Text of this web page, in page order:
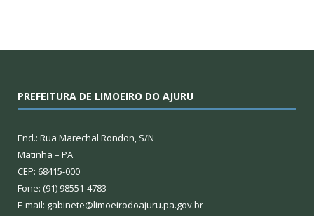
PREFEITURA DE LIMOEIRO DO AJURU
End.: Rua Marechal Rondon, S/N
Matinha – PA
CEP: 68415-000
Fone: (91) 98551-4783
E-mail: gabinete@limoeirodoajuru.pa.gov.br